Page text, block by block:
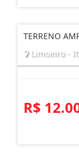
TERRENO
Limoeiro -
R$